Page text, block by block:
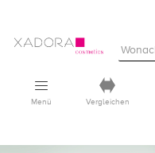
Menü Vergleichen